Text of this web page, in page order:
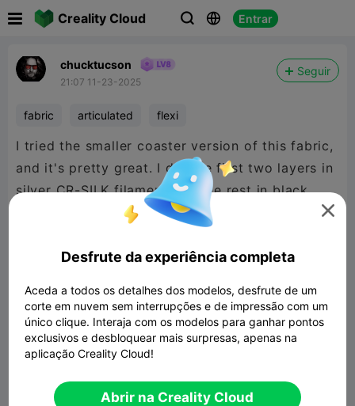
Creality Cloud   Entrar
chucktucson
21:07 11-23-2025
Seguir
fabric articulated flexi
I tried the smaller coaster version of this fabric,
and it's pretty great. I did the first two layers in
silver CR-SILK filament and the rest in black
as a coaster. Coaster takes about an hour to
print with the settings I posted.
Thanks for the great model!

Desfrute da experiência completa
Aceda a todos os detalhes dos modelos, desfrute de um
corte em nuvem sem interrupções e de impressão com um
único clique. Interaja com os modelos para ganhar pontos
exclusivos e desbloquear mais surpresas, apenas na
aplicação Creality Cloud!
Abrir na Creality Cloud